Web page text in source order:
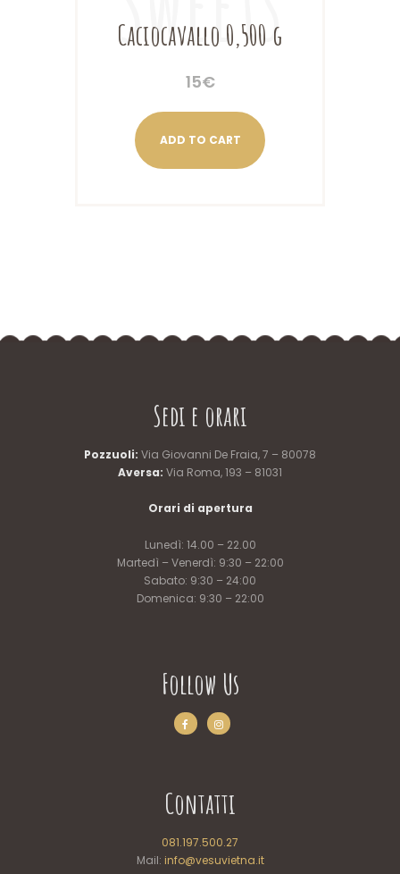
Caciocavallo 0,500 g
15€
ADD TO CART
Sedi e orari
Pozzuoli: Via Giovanni De Fraia, 7 – 80078
Aversa: Via Roma, 193 – 81031
Orari di apertura
Lunedì: 14.00 – 22.00
Martedì – Venerdì: 9:30 – 22:00
Sabato: 9:30 – 24:00
Domenica: 9:30 – 22:00
Follow Us
Contatti
081.197.500.27
Mail: info@vesuvietna.it